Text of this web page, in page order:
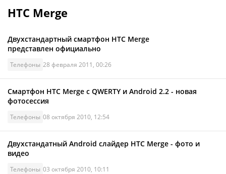
HTC Merge
Двухстандартный смартфон HTC Merge
представлен официально
Телефоны 28 февраля 2011, 00:26
Смартфон HTC Merge с QWERTY и Android 2.2 - новая
фотосессия
Телефоны 08 октября 2010, 12:54
Двухстандатный Android слайдер HTC Merge - фото и
видео
Телефоны 03 октября 2010, 10:11